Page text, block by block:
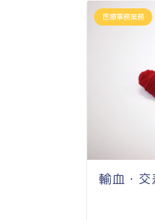
医療事務業務
輸血・